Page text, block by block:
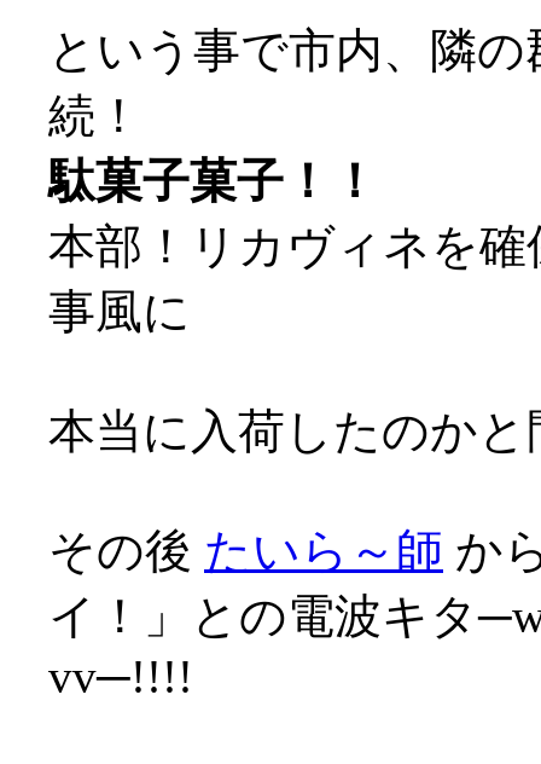
という事で市内、隣
続！
駄菓子菓子！！
本部！リカヴィネを
事風に
本当に入荷したのか
その後 たいら～師 か
イ！」との電波キタ
vv─!!!!